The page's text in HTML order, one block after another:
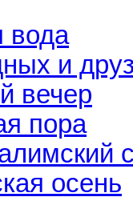
вода
и
вечер
пора
осень